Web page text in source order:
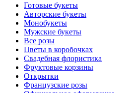
Готовые букеты
Авторские букеты
Монобукеты
Мужские букеты
Все розы
Цветы в коробочках
Свадебная флористика
Фруктовые корзины
Открытки
Французские розы